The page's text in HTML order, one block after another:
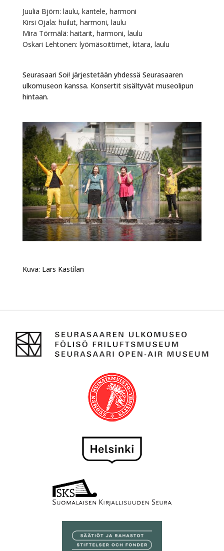
Juulia Björn: laulu, kantele, harmoni
Kirsi Ojala: huilut, harmoni, laulu
Mira Törmälä: haitarit, harmoni, laulu
Oskari Lehtonen: lyömäsoittimet, kitara, laulu
Seurasaari Soi! järjestetään yhdessä Seurasaaren
ulkomuseon kanssa. Konsertit sisältyvät museolipun
hintaan.
Kuva: Lars Kastilan